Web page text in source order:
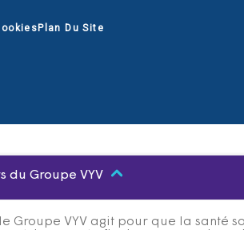
Plan Du Site
du Groupe VYV
VYV agit pour que la santé